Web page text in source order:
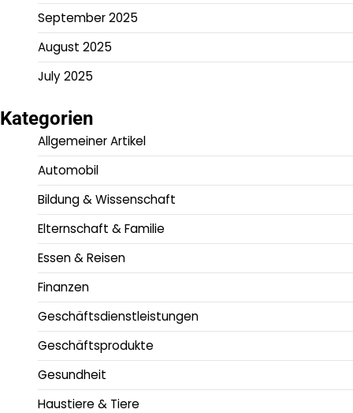
September 2025
August 2025
July 2025
Kategorien
Allgemeiner Artikel
Automobil
Bildung & Wissenschaft
Elternschaft & Familie
Essen & Reisen
Finanzen
Geschäftsdienstleistungen
Geschäftsprodukte
Gesundheit
Haustiere & Tiere